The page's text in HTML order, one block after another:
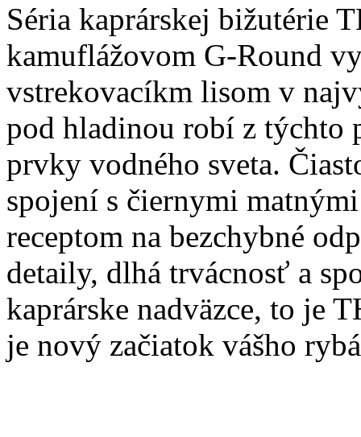
Séria kaprárskej bižutérie
kamuflážovom G-Round
vstrekovacíkm lisom v
pod hladinou robí z týchto
prvky vodného sveta.
spojení s čiernymi
receptom na bezchybné
detaily, dlhá trvácnosť a
kaprárske nadväzce, to je
je nový začiatok vášho